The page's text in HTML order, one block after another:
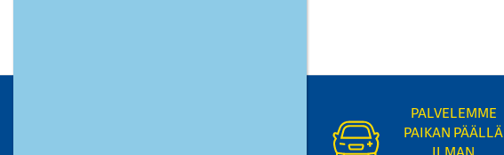
PALVELEMME
PAIKAN PÄÄLLÄ